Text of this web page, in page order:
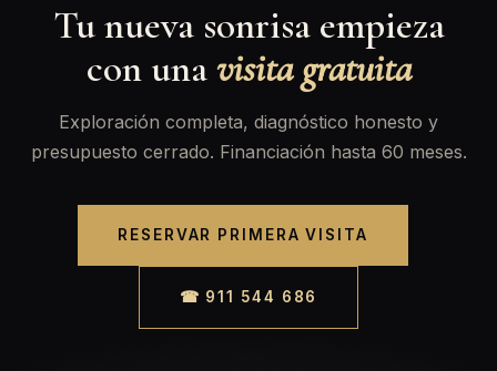
Tu nueva sonrisa empieza
con unavisita gratuita
Exploración completa, diagnóstico honesto y
presupuesto cerrado. Financiación hasta 60 meses.
RESERVAR PRIMERA VISITA
☎ 911 544 686